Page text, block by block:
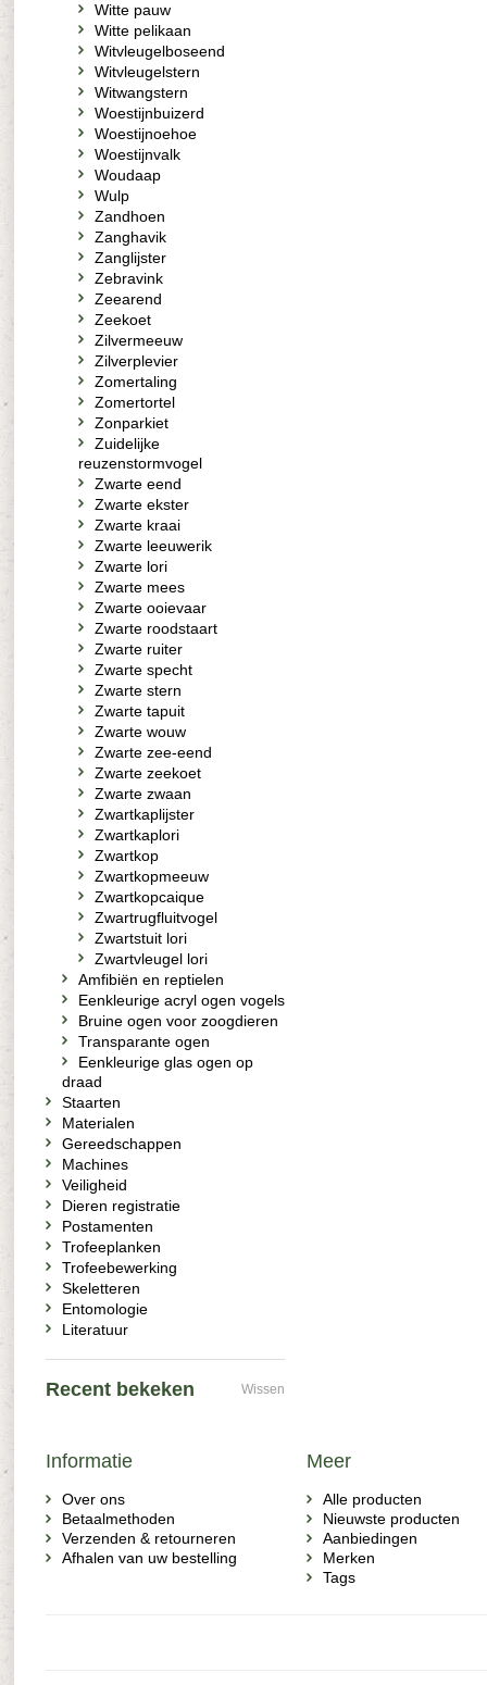
Witte pauw
Witte pelikaan
Witvleugelboseend
Witvleugelstern
Witwangstern
Woestijnbuizerd
Woestijnoehoe
Woestijnvalk
Woudaap
Wulp
Zandhoen
Zanghavik
Zanglijster
Zebravink
Zeearend
Zeekoet
Zilvermeeuw
Zilverplevier
Zomertaling
Zomertortel
Zonparkiet
Zuidelijke
reuzenstormvogel
Zwarte eend
Zwarte ekster
Zwarte kraai
Zwarte leeuwerik
Zwarte lori
Zwarte mees
Zwarte ooievaar
Zwarte roodstaart
Zwarte ruiter
Zwarte specht
Zwarte stern
Zwarte tapuit
Zwarte wouw
Zwarte zee-eend
Zwarte zeekoet
Zwarte zwaan
Zwartkaplijster
Zwartkaplori
Zwartkop
Zwartkopmeeuw
Zwartkopcaique
Zwartrugfluitvogel
Zwartstuit lori
Zwartvleugel lori
Amfibiën en reptielen
Eenkleurige acryl ogen vogels
Bruine ogen voor zoogdieren
Transparante ogen
Eenkleurige glas ogen op
draad
Staarten
Materialen
Gereedschappen
Machines
Veiligheid
Dieren registratie
Postamenten
Trofeeplanken
Trofeebewerking
Skeletteren
Entomologie
Literatuur
Recent bekeken Wissen
Informatie
Over ons
Betaalmethoden
Verzenden & retourneren
Afhalen van uw bestelling
Meer
Alle producten
Nieuwste producten
Aanbiedingen
Merken
Tags